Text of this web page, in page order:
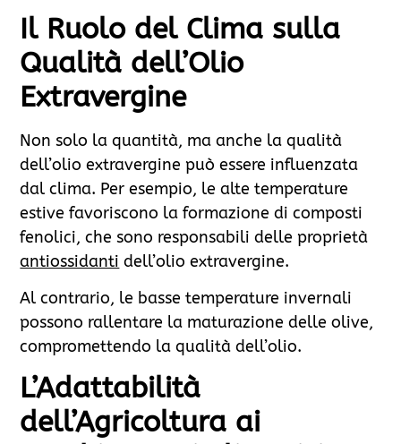
Il Ruolo del Clima sulla
Qualità dell’Olio
Extravergine
Non solo la quantità, ma anche la qualità
dell’olio extravergine può essere influenzata
dal clima. Per esempio, le alte temperature
estive favoriscono la formazione di composti
fenolici, che sono responsabili delle proprietà
antiossidanti dell’olio extravergine.
Al contrario, le basse temperature invernali
possono rallentare la maturazione delle olive,
compromettendo la qualità dell’olio.
L’Adattabilità
dell’Agricoltura ai